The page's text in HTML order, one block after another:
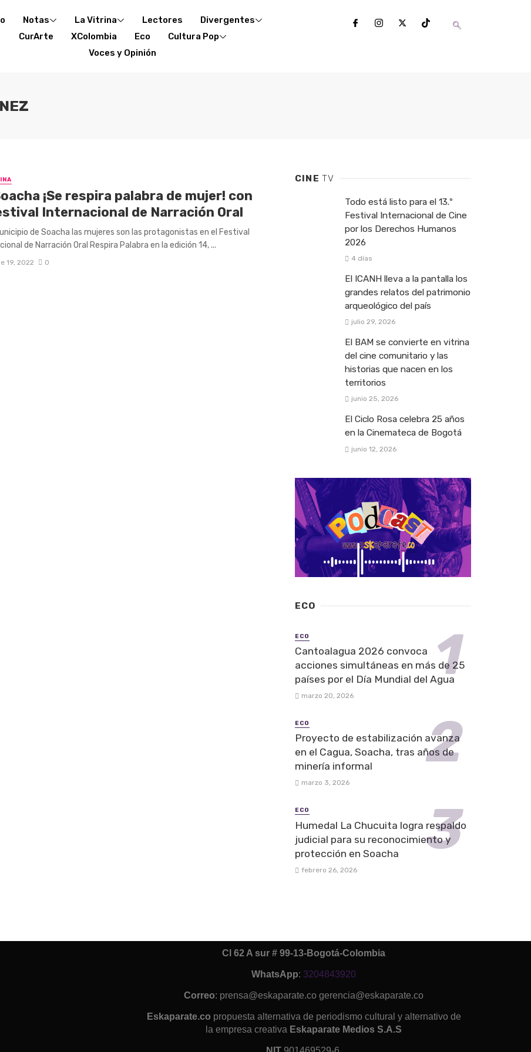
Notas La Vitrina Lectores
Divergentes
CurArte
XColombia Eco
Cultura Pop
Voces y Opinión
¡Se respira palabra de mujer! con
Internacional de Narración Oral
de Soacha las mujeres son las protagonistas en el Festival
de Narración Oral Respira Palabra en la edición 14, ...
19, 2022 0
CINETV
Todo está listo para el 13.º
Festival Internacional de Cine
por los Derechos Humanos
2026
4 días
El ICANH lleva a la pantalla los
grandes relatos del patrimonio
arqueológico del país
julio 29, 2026
El BAM se convierte en vitrina
del cine comunitario y las
historias que nacen en los
territorios
junio 25, 2026
El Ciclo Rosa celebra 25 años
en la Cinemateca de Bogotá
junio 12, 2026
ECO
ECO
Cantoalagua 2026 convoca
acciones simultáneas en más de 25
países por el Día Mundial del Agua
marzo 20, 2026
ECO
Proyecto de estabilización avanza
en el Cagua, Soacha, tras años de
minería informal
marzo 3, 2026
ECO
Humedal La Chucuita logra respaldo
judicial para su reconocimiento y
protección en Soacha
febrero 26, 2026
Cl 62 A sur # 99-13-Bogotá-Colombia
WhatsApp: 3204843920
Correo: prensa@eskaparate.co gerencia@eskaparate.co
Eskaparate.co propuesta alternativa de periodismo cultural y alternativo de
la empresa creativa Eskaparate Medios S.A.S